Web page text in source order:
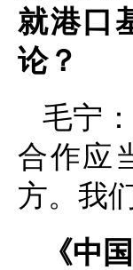
就港口
论？
毛宁
合作应
方。我
《中